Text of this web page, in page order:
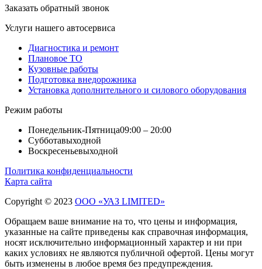
Заказать обратный звонок
Услуги нашего автосервиса
Диагностика и ремонт
Плановое ТО
Кузовные работы
Подготовка внедорожника
Установка дополнительного и силового оборудования
Режим работы
Понедельник-Пятница09:00 – 20:00
Субботавыходной
Воскресеньевыходной
Политика конфиденциальности
Карта сайта
Copyright © 2023 ООО «УАЗ LIMITED»
Обращаем ваше внимание на то, что цены и информация,
указанные на сайте приведены как справочная информация,
носят исключительно информационный характер и ни при
каких условиях не являются публичной офертой. Цены могут
быть изменены в любое время без предупреждения.